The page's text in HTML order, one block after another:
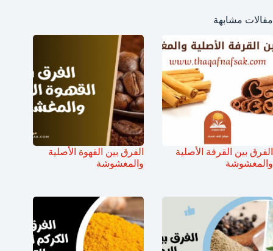
مقالات مشابهة
الفرق بين القرفة الأصلية
والمغشوشة
الفرق بين القهوة الأصلية
والمغشوشة